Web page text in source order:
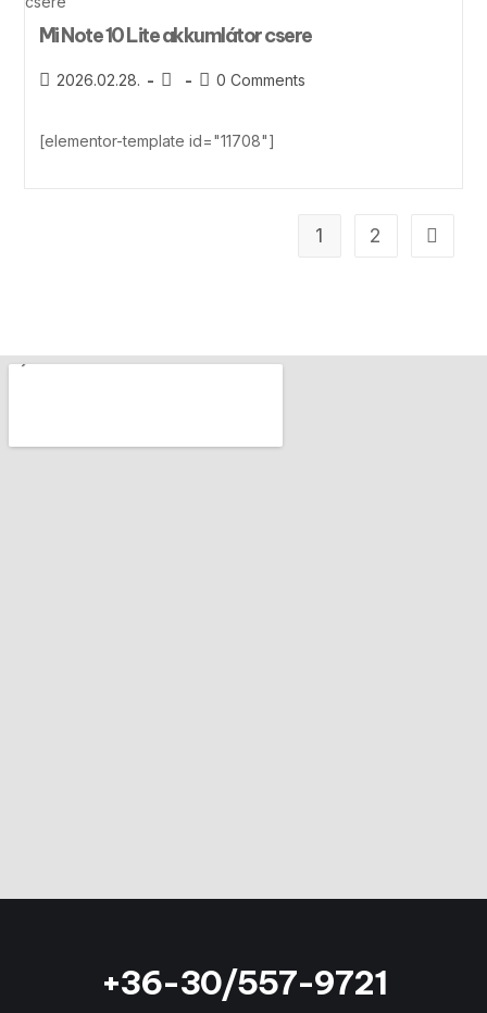
Mi Note 10 Lite akkumlátor csere
2026.02.28. 0 Comments
[elementor-template id="11708"]
1 2
+36-30/557-9721